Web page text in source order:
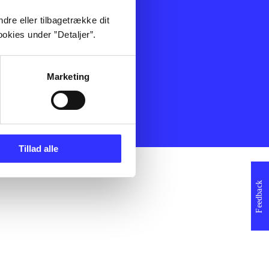
eller tilbagetrække dit
under ”Detaljer”.
Marketing
Tillad alle
Feedback
Film
Musik